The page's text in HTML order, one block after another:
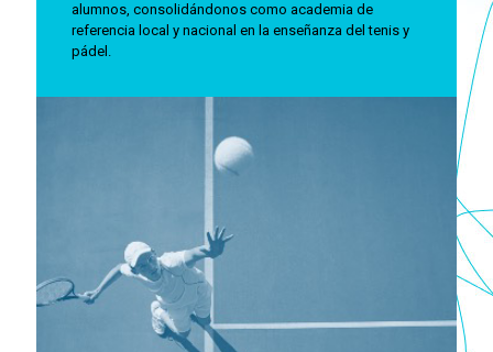
alumnos, consolidándonos como academia de
referencia local y nacional en la enseñanza del tenis y
pádel.